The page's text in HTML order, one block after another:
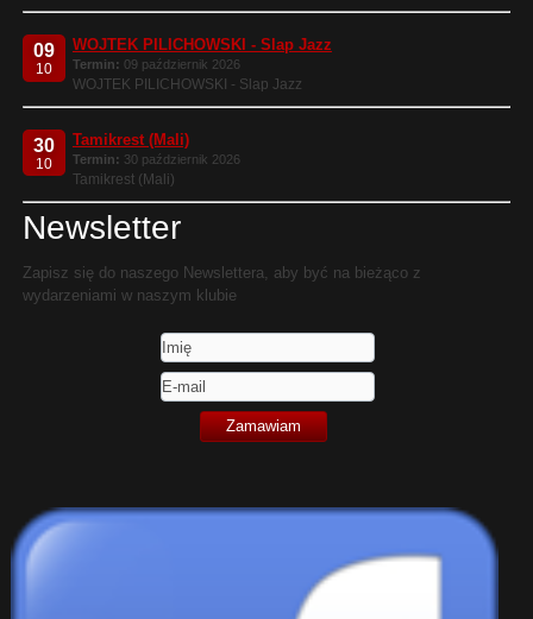
09
10
WOJTEK PILICHOWSKI - Slap Jazz
Termin: 09 październik 2026
WOJTEK PILICHOWSKI - Slap Jazz
30
10
Tamikrest (Mali)
Termin: 30 październik 2026
Tamikrest (Mali)
Newsletter
Zapisz się do naszego Newslettera, aby być na bieżąco z
wydarzeniami w naszym klubie